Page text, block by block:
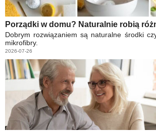
Porządki w domu? Naturalnie robią
Dobrym rozwiązaniem są naturalne środki
mikrofibry.
2026-07-26